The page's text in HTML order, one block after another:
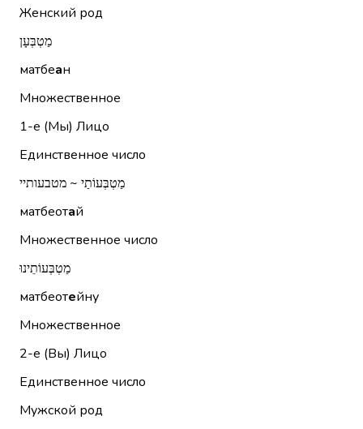
Женский род
מַטְבְּעָן
матбеан
Множественное
1-е (Мы) Лицо
Единственное число
מַטְבְּעוֹתַי ~ מטבעותיי
матбеотай
Множественное число
מַטְבְּעוֹתֵינוּ
матбеотейну
Множественное
2-е (Вы) Лицо
Единственное число
Мужской род